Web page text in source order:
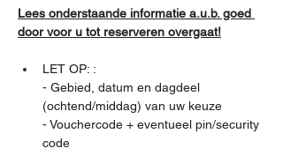
Lees onderstaande informatie a.u.b. goed
door voor u tot reserveren overgaat!
LET OP: :
- Gebied, datum en dagdeel
(ochtend/middag) van uw keuze
- Vouchercode + eventueel pin/security
code